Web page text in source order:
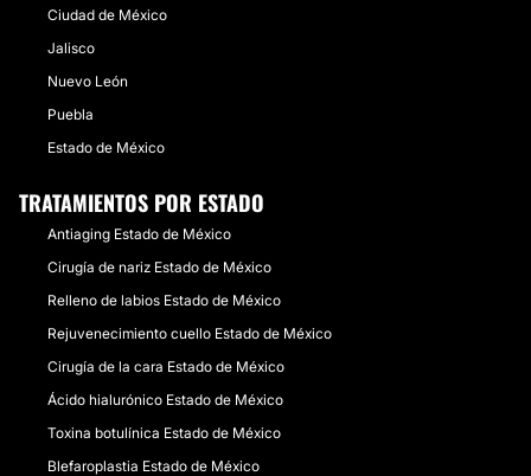
Ciudad de México
Jalisco
Nuevo León
Puebla
Estado de México
TRATAMIENTOS POR ESTADO
Antiaging Estado de México
Cirugía de nariz Estado de México
Relleno de labios Estado de México
Rejuvenecimiento cuello Estado de México
Cirugía de la cara Estado de México
Ácido hialurónico Estado de México
Toxina botulínica Estado de México
Blefaroplastia Estado de México